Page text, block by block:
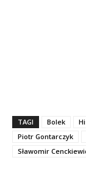
TAGI Bolek
Piotr Gontarczyk
Sławomir